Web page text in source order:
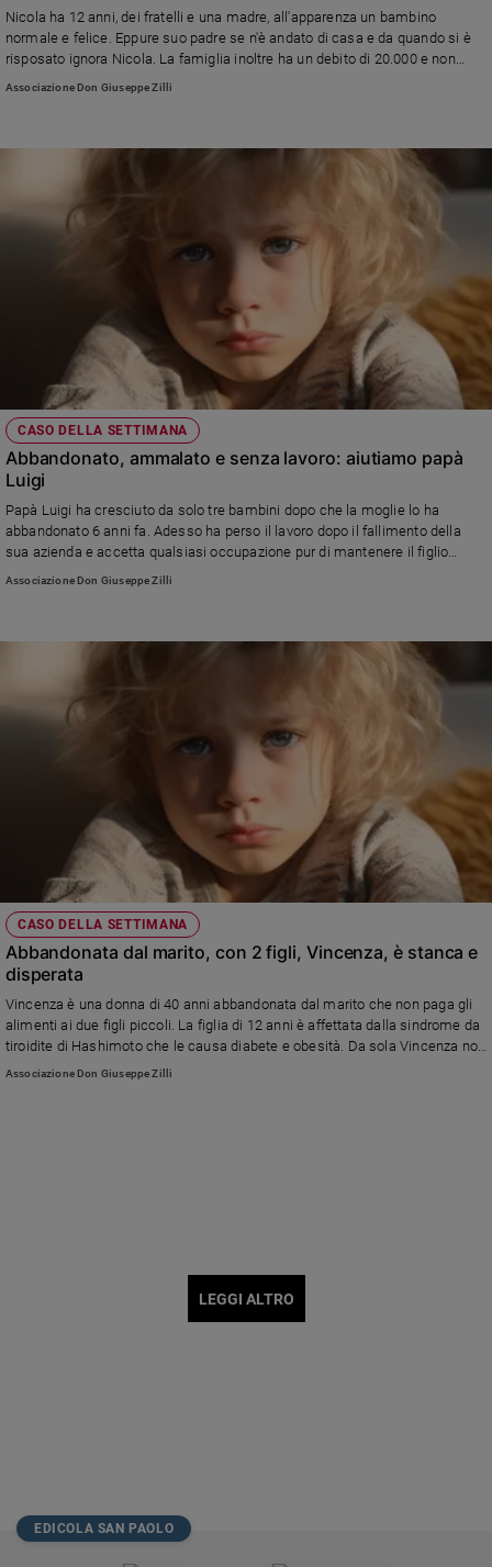
Nicola ha 12 anni, dei fratelli e una madre, all'apparenza un bambino
normale e felice. Eppure suo padre se n'è andato di casa e da quando si è
risposato ignora Nicola. La famiglia inoltre ha un debito di 20.000 e non
riesce più a pagare il mutuo della casa rischiando di perderla..
Associazione Don Giuseppe Zilli
CASO DELLA SETTIMANA
Abbandonato, ammalato e senza lavoro: aiutiamo papà
Luigi
Papà Luigi ha cresciuto da solo tre bambini dopo che la moglie lo ha
abbandonato 6 anni fa. Adesso ha perso il lavoro dopo il fallimento della
sua azienda e accetta qualsiasi occupazione pur di mantenere il figlio
all'università. Da solo non riesce ma continua a fare volontariato in
Associazione Don Giuseppe Zilli
CASO DELLA SETTIMANA
Abbandonata dal marito, con 2 figli, Vincenza, è stanca e
disperata
Vincenza è una donna di 40 anni abbandonata dal marito che non paga gli
alimenti ai due figli piccoli. La figlia di 12 anni è affettata dalla sindrome da
tiroidite di Hashimoto che le causa diabete e obesità. Da sola Vincenza non
riesce a pagare le cure mediche ed è anche affranta dal divorzio
Associazione Don Giuseppe Zilli
LEGGI ALTRO
EDICOLA SAN PAOLO